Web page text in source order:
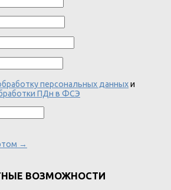
персональных данныхи
ПДн в ФСЭ
→
ВОЗМОЖНОСТИ